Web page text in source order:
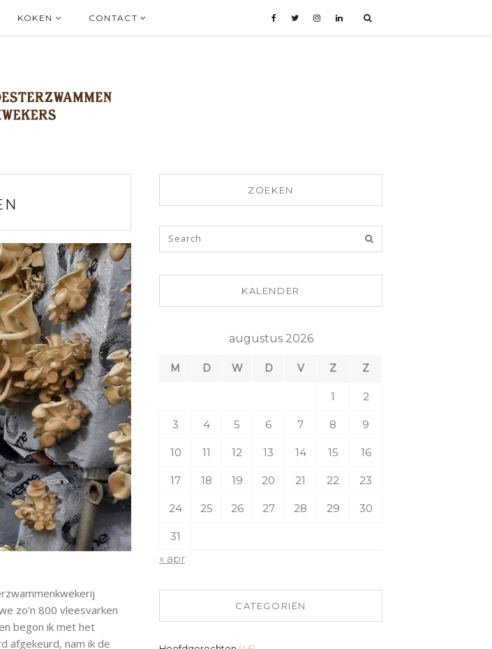
KOKEN CONTACT
zo’n 800 vleesvarken
begon ik met het
afgekeurd, nam ik de
ZOEKEN
KALENDER
augustus 2026
M D W D V Z Z
1 2
3 4 5 6 7 8 9
10 11 12 13 14 15 16
17 18 19 20 21 22 23
24 25 26 27 28 29 30
31
« apr
CATEGORIËN